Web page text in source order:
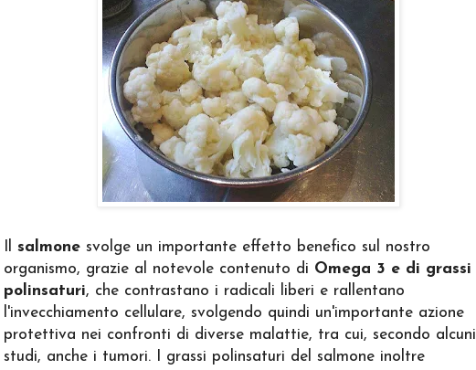
salmone svolge un importante effetto benefico sul nostro
organismo, grazie al notevole contenuto di Omega 3 e di grassi
polinsaturi, che contrastano i radicali liberi e rallentano
l'invecchiamento cellulare, svolgendo quindi un'importante azione
protettiva nei confronti di diverse malattie, tra cui, secondo alcuni
studi, anche i tumori. I grassi polinsaturi del salmone inoltre